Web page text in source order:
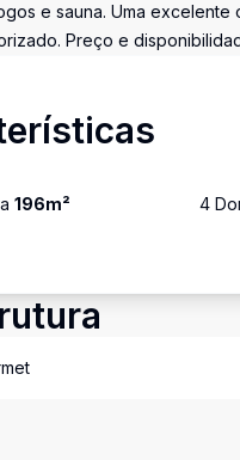
e sauna. Uma
Preço e
196m² 4